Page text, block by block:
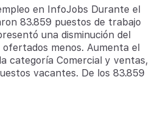
en InfoJobs Durante el
83.859 puestos de trabajo
una disminución del
menos. Aumenta el
categoría Comercial y ventas,
vacantes. De los 83.859